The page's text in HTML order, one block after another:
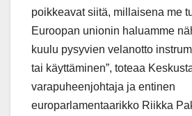
poikkeavat siitä, millaisena me
Euroopan unionin haluamme
kuulu pysyvien velanotto
tai käyttäminen”, toteaa
varapuheenjohtaja ja entinen
europarlamentaarikko Riikka